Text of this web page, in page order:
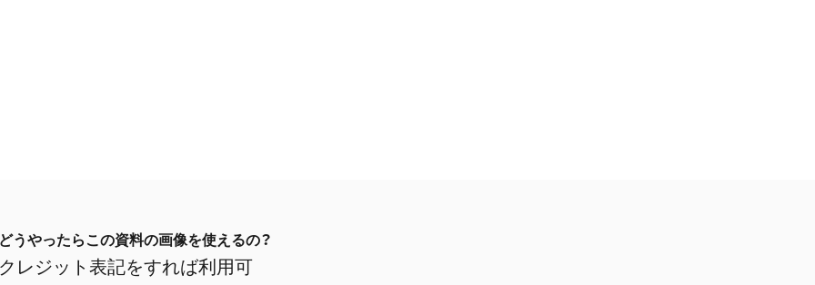
どうやったらこの資料の画像を使えるの？
クレジット表記をすれば利用可